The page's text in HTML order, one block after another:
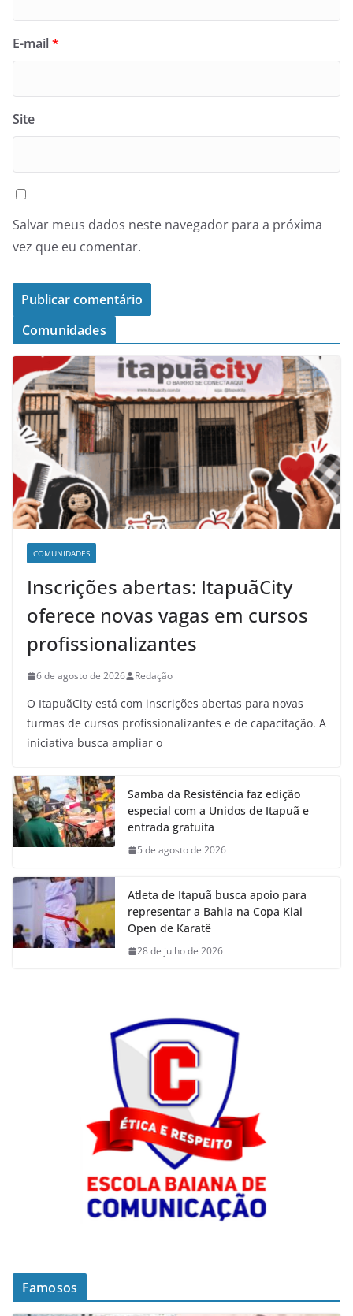
E-mail*
Site
Salvar meus dados neste navegador para a próxima
vez que eu comentar.
Comunidades
COMUNIDADES
Inscrições abertas: ItapuãCity
oferece novas vagas em cursos
profissionalizantes
6 de agosto de 2026 Redação
O ItapuãCity está com inscrições abertas para novas
turmas de cursos profissionalizantes e de capacitação. A
iniciativa busca ampliar o
Samba da Resistência faz edição
especial com a Unidos de Itapuã e
entrada gratuita
5 de agosto de 2026
Atleta de Itapuã busca apoio para
representar a Bahia na Copa Kiai
Open de Karatê
28 de julho de 2026
Famosos